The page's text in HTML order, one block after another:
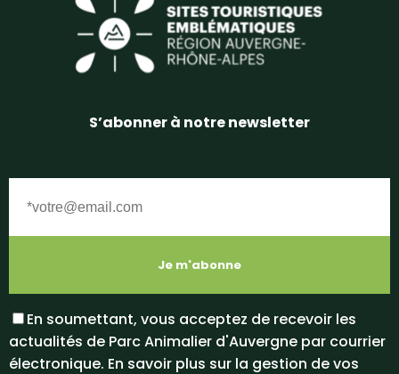
S’abonner à notre newsletter
En soumettant, vous acceptez de recevoir les
actualités de Parc Animalier d'Auvergne par courrier
électronique. En savoir plus sur la gestion de vos